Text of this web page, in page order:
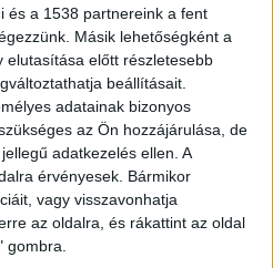
és a 1538 partnereink a fent
Másik lehetőségként a
elutasítása előtt részletesebb
beállításait.
adatainak bizonyos
az Ön hozzájárulása, de
adatkezelés ellen. A
érvényesek. Bármikor
vagy visszavonhatja
az oldalra, és rákattint az oldal
gombra.